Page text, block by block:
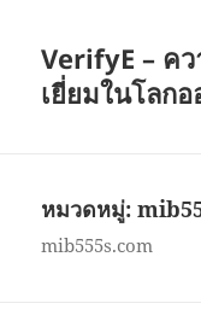
VerifyE – ค
เยี่ยมในโลก
หมวดหมู่:
mib555s.com